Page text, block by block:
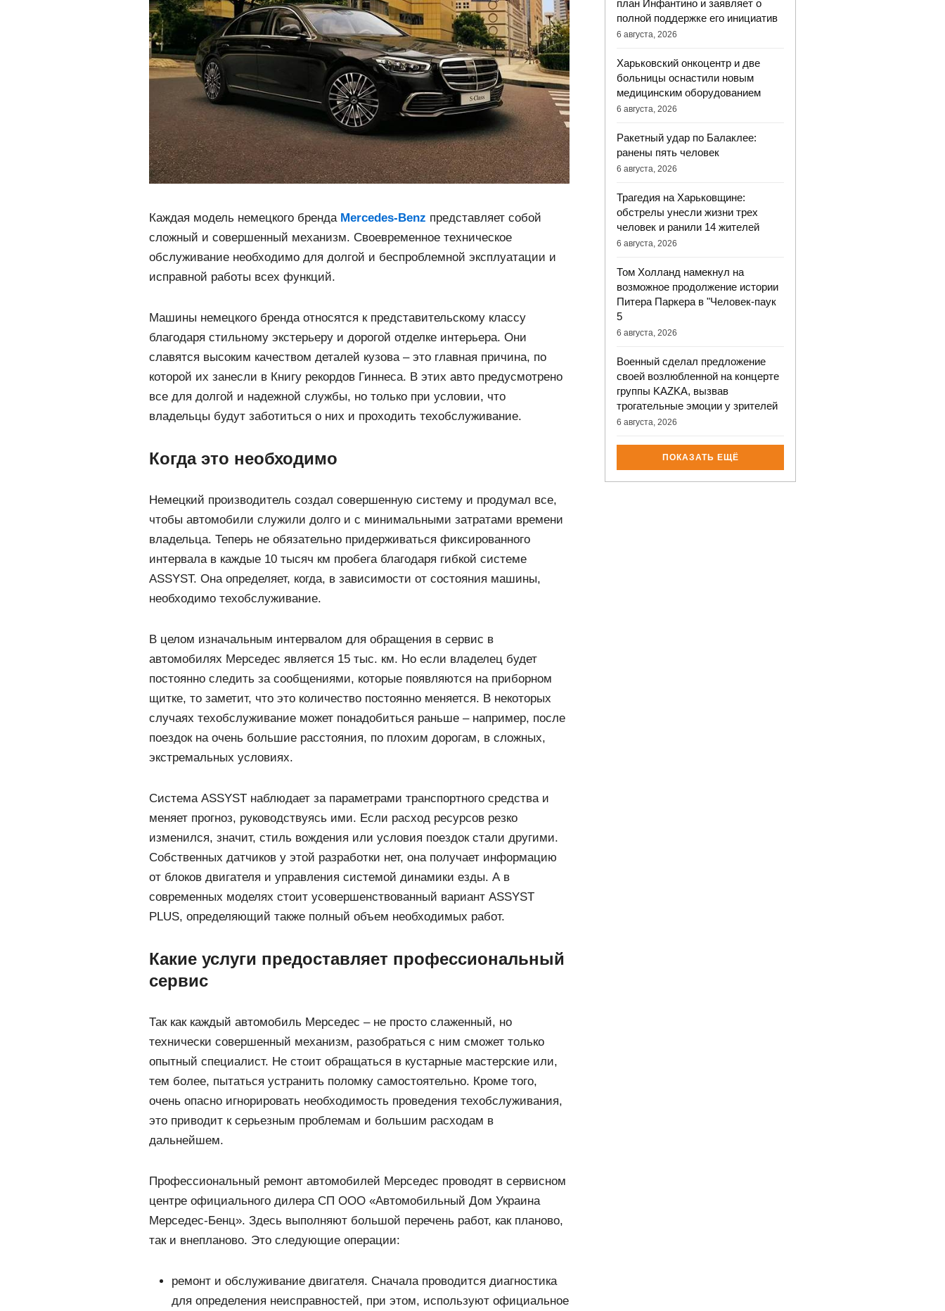
Каждая модель немецкого бренда Mercedes-Benz представляет собой
сложный и совершенный механизм. Своевременное техническое
обслуживание необходимо для долгой и беспроблемной эксплуатации и
исправной работы всех функций.
Машины немецкого бренда относятся к представительскому классу
благодаря стильному экстерьеру и дорогой отделке интерьера. Они
славятся высоким качеством деталей кузова – это главная причина, по
которой их занесли в Книгу рекордов Гиннеса. В этих авто предусмотрено
все для долгой и надежной службы, но только при условии, что
владельцы будут заботиться о них и проходить техобслуживание.
Когда это необходимо
Немецкий производитель создал совершенную систему и продумал все,
чтобы автомобили служили долго и с минимальными затратами времени
владельца. Теперь не обязательно придерживаться фиксированного
интервала в каждые 10 тысяч км пробега благодаря гибкой системе
ASSYST. Она определяет, когда, в зависимости от состояния машины,
необходимо техобслуживание.
В целом изначальным интервалом для обращения в сервис в
автомобилях Мерседес является 15 тыс. км. Но если владелец будет
постоянно следить за сообщениями, которые появляются на приборном
щитке, то заметит, что это количество постоянно меняется. В некоторых
случаях техобслуживание может понадобиться раньше – например, после
поездок на очень большие расстояния, по плохим дорогам, в сложных,
экстремальных условиях.
Система ASSYST наблюдает за параметрами транспортного средства и
меняет прогноз, руководствуясь ими. Если расход ресурсов резко
изменился, значит, стиль вождения или условия поездок стали другими.
Собственных датчиков у этой разработки нет, она получает информацию
от блоков двигателя и управления системой динамики езды. А в
современных моделях стоит усовершенствованный вариант ASSYST
PLUS, определяющий также полный объем необходимых работ.
Какие услуги предоставляет профессиональный
сервис
Так как каждый автомобиль Мерседес – не просто слаженный, но
технически совершенный механизм, разобраться с ним сможет только
опытный специалист. Не стоит обращаться в кустарные мастерские или,
тем более, пытаться устранить поломку самостоятельно. Кроме того,
очень опасно игнорировать необходимость проведения техобслуживания,
это приводит к серьезным проблемам и большим расходам в
дальнейшем.
Профессиональный ремонт автомобилей Мерседес проводят в сервисном
центре официального дилера СП ООО «Автомобильный Дом Украина
Мерседес-Бенц». Здесь выполняют большой перечень работ, как планово,
так и внепланово. Это следующие операции:
ремонт и обслуживание двигателя. Сначала проводится диагностика
для определения неисправностей, при этом, используют официальное
план Инфантино и заявляет о
полной поддержке его инициатив
6 августа, 2026
Харьковский онкоцентр и две
больницы оснастили новым
медицинским оборудованием
6 августа, 2026
Ракетный удар по Балаклее:
ранены пять человек
6 августа, 2026
Трагедия на Харьковщине:
обстрелы унесли жизни трех
человек и ранили 14 жителей
6 августа, 2026
Том Холланд намекнул на
возможное продолжение истории
Питера Паркера в "Человек-паук
5
6 августа, 2026
Военный сделал предложение
своей возлюбленной на концерте
группы KAZKA, вызвав
трогательные эмоции у зрителей
6 августа, 2026
ПОКАЗАТЬ ЕЩЁ